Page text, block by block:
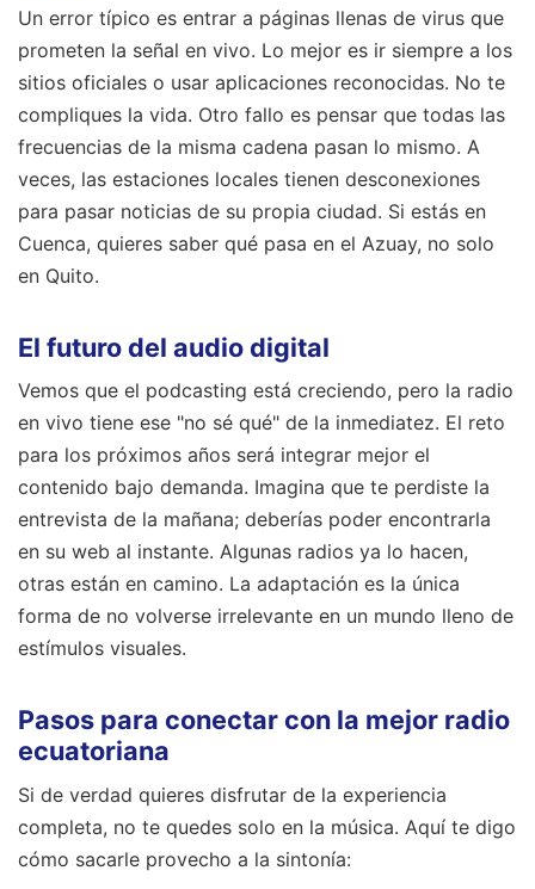
Un error típico es entrar a páginas llenas de virus que
prometen la señal en vivo. Lo mejor es ir siempre a los
sitios oficiales o usar aplicaciones reconocidas. No te
compliques la vida. Otro fallo es pensar que todas las
frecuencias de la misma cadena pasan lo mismo. A
veces, las estaciones locales tienen desconexiones
para pasar noticias de su propia ciudad. Si estás en
Cuenca, quieres saber qué pasa en el Azuay, no solo
en Quito.
El futuro del audio digital
Vemos que el podcasting está creciendo, pero la radio
en vivo tiene ese "no sé qué" de la inmediatez. El reto
para los próximos años será integrar mejor el
contenido bajo demanda. Imagina que te perdiste la
entrevista de la mañana; deberías poder encontrarla
en su web al instante. Algunas radios ya lo hacen,
otras están en camino. La adaptación es la única
forma de no volverse irrelevante en un mundo lleno de
estímulos visuales.
Pasos para conectar con la mejor radio
ecuatoriana
Si de verdad quieres disfrutar de la experiencia
completa, no te quedes solo en la música. Aquí te digo
cómo sacarle provecho a la sintonía: